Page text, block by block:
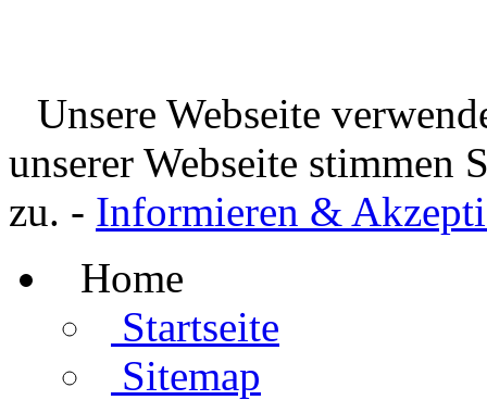
Unsere Webseite
unserer Webseite stimmen
zu. - Informieren &
Home
Startseite
Sitemap